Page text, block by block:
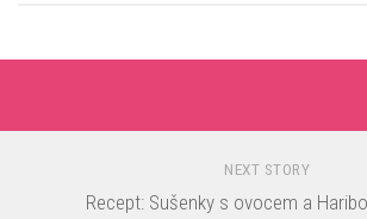
NEXT STORY
Recept: Sušenky s ovocem a